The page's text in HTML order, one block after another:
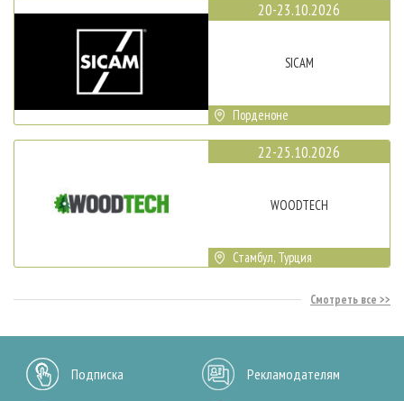
20-23.10.2026
SICAM
Порденоне
22-25.10.2026
WOODTECH
Стамбул, Турция
Смотреть все
Подписка Рекламодателям